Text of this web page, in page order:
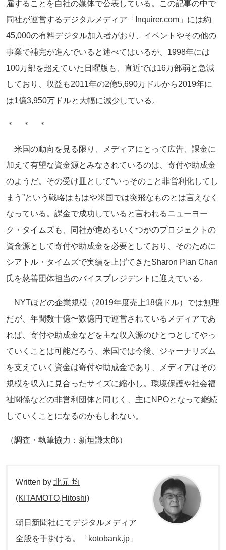
雇することを自社の媒体で公表している。この記事の中で
同社が運営するデジタルメディア「Inquirer.com」には約
45,000の有料デジタル加入者がおり、イベントやその他の
事業で補完が進んでいると述べてはいるが、1998年には
100万部を超えていた日曜版も、直近では16万部弱と急減
しており、収益も2011年の2億5,690万ドルから2019年に
は1億3,950万ドルと大幅に減少している。
＊ ＊ ＊
米国の動向を見る限り、メディアにとって広告、課金に
加えて有望な資金源とみなされているのは、寄付や助成金
のようだ。その受け皿として“いっそのこと非営利化してし
まう”という戦略はもはや米国では突飛なものとは言えなく
なっている。課金で成功していると言われるニューヨー
ク・タイムズも、同社が進めるいくつかのプロジェクトの
資金源として寄付や助成金を必要としており、そのために
シアトル・タイムズで実績を上げてきたSharon Pian Chan
氏を慈善団体担当のバイスプレジデント に迎えている。
NYTほどの企業規模（2019年度売上18億ドル）では無理
だが、年間数十億〜数億円で運営されているメディアであ
れば、寄付や助成金などを主な収入源のひとつとしてやっ
ていくことは可能だろう。米国では今後、ジャーナリズム
を支えていく資金は寄付や助成金であり、メディアはその
規模を収入に見合ったサイズに縮小し。環境保護や社会福
祉関係などの非営利団体と同じく、主にNPOとなって継続
していくことになるのかもしれない。
（調査・執筆協力：新垣謙太郎）
Written by 北元 均
(KITAMOTO,Hitoshi)
朝日新聞社にてデジタルメディア
全般を手掛ける。「kotobank.jp」